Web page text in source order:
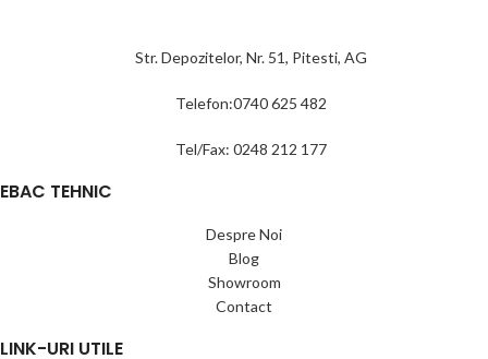
Str. Depozitelor, Nr. 51, Pitesti, AG
Telefon:0740 625 482
Tel/Fax: 0248 212 177
EBAC TEHNIC
Despre Noi
Blog
Showroom
Contact
LINK-URI UTILE